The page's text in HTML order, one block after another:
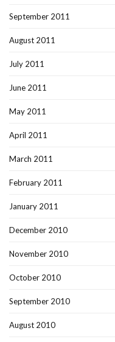
September 2011
August 2011
July 2011
June 2011
May 2011
April 2011
March 2011
February 2011
January 2011
December 2010
November 2010
October 2010
September 2010
August 2010